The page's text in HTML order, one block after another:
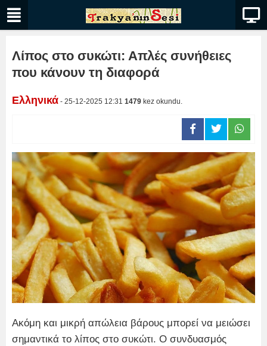
Λίπος στο συκώτι: Απλές συνήθειες
που κάνουν τη διαφορά
Ελληνικά - 25-12-2025 12:31 1479 kez okundu.
Ακόμη και μικρή απώλεια βάρους μπορεί να μειώσει
σημαντικά το λίπος στο συκώτι. Ο συνδυασμός